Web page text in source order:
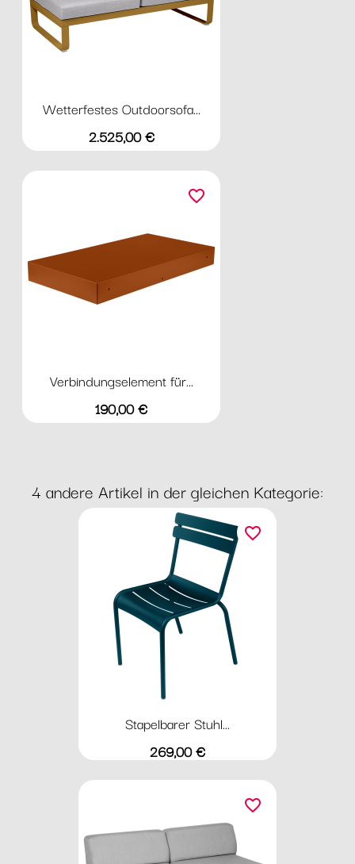
Wetterfestes Outdoorsofa...
Preis
2.525,00 €
Verbindungselement für...
Preis
190,00 €
favorite_border
4 andere Artikel in der gleichen Kategorie:
Stapelbarer Stuhl...
Preis
269,00 €
favorite_border
favorite_border